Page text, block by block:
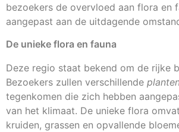
bezoekers de overvloed aan flora en
aangepast aan de uitdagende
De unieke flora en fauna
Deze regio staat bekend om de rijke
Bezoekers zullen verschillende
tegenkomen die zich hebben
van het klimaat. De unieke flora
kruiden, grassen en opvallende